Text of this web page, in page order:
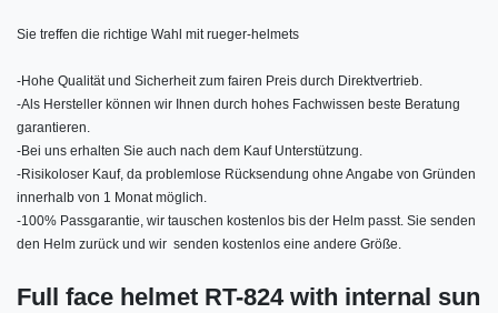
Sie treffen die richtige Wahl mit rueger-helmets
-Hohe Qualität und Sicherheit zum fairen Preis durch Direktvertrieb.
-Als Hersteller können wir Ihnen durch hohes Fachwissen beste Beratung
garantieren.
-Bei uns erhalten Sie auch nach dem Kauf Unterstützung.
-Risikoloser Kauf, da problemlose Rücksendung ohne Angabe von Gründen
innerhalb von 1 Monat möglich.
-100% Passgarantie, wir tauschen kostenlos bis der Helm passt. Sie senden
den Helm zurück und wir senden kostenlos eine andere Größe.
Full face helmet RT-824 with internal sun